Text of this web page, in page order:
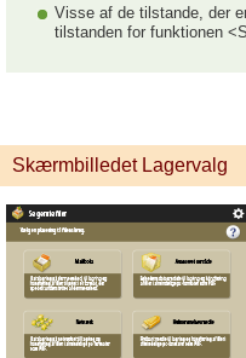
Visse af de tilstande, der
tilstanden for funktionen
Skærmbilledet Lagervalg